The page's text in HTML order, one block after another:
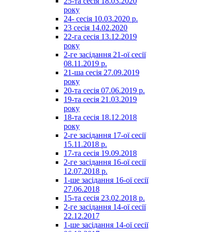
року
24- сесія 10.03.2020 р.
23 сесія 14.02.2020
22-га сесія 13.12.2019
року
2-ге засідання 21-ої сесії
08.11.2019 р.
21-ша сесія 27.09.2019
року
20-та сесія 07.06.2019 р.
19-та сесія 21.03.2019
року
18-та сесія 18.12.2018
року
2-ге засідання 17-ої сесії
15.11.2018 р.
17-та сесія 19.09.2018
2-ге засідання 16-ої сесії
12.07.2018 р.
1-ше засідання 16-ої сесії
27.06.2018
15-та сесія 23.02.2018 р.
2-ге засідання 14-ої сесії
22.12.2017
1-ше засідання 14-ої сесії